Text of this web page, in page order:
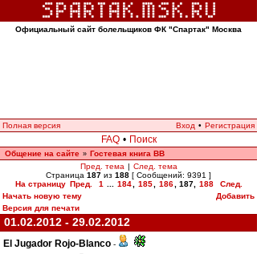
Официальный сайт болельщиков ФК "Спартак" Москва
Полная версия Вход • Регистрация
FAQ • Поиск
Общение на сайте » Гостевая книга ВВ
Пред. тема | След. тема
Страница 187 из 188 [ Сообщений: 9391 ]
На страницу Пред. 1 184 185 186 187, 188
След.
Начать новую тему
Добавить
Версия для печати
01.02.2012 - 29.02.2012
El Jugador Rojo-Blanco -